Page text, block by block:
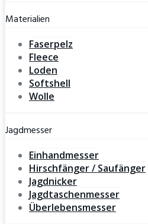
Materialien
Faserpelz
Fleece
Loden
Softshell
Wolle
Jagdmesser
Einhandmesser
Hirschfänger / Saufänger
Jagdnicker
Jagdtaschenmesser
Überlebensmesser